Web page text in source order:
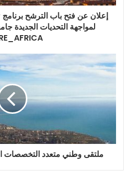
لمواجهة التحديات الجديدة
ملتقى وطني متعدد التخصصات